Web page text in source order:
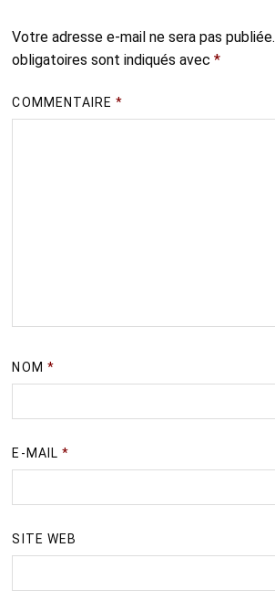
Votre adresse e-mail ne sera pas publiée.
obligatoires sont indiqués avec*
COMMENTAIRE*
NOM *
E-MAIL *
SITE WEB